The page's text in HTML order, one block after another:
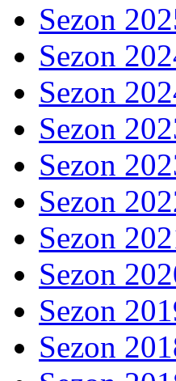
Sezon
Sezon
Sezon
Sezon
Sezon
Sezon
Sezon
Sezon
Sezon
Sezon